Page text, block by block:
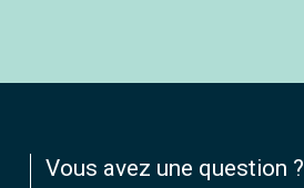
Vous avez une question ?